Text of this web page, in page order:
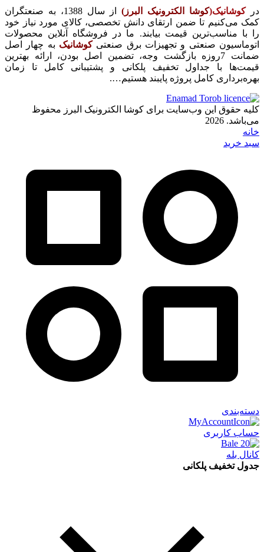
در کوشانیک(کوشا الکترونیک البرز)
از سال 1388، به صنعتگران
کمک می‌کنیم تا ضمن ارتقای دانش تخصصی، کالای مورد نیاز خود
را با مناسب‌ترین قیمت بیابند. ما در فروشگاه آنلاین محصولات
اتوماسیون صنعتی و تجهیزات برق صنعتی کوشانیک به چهار اصل
ضمانت 7روزه بازگشت وجه، تضمین اصل بودن، ارائه بهترین
قیمت‌ها با جداول تخفیف پلکانی و پشتیبانی کامل تا زمان
بهره‌برداری کامل پروژه پایبند هستیم….
کلیه حقوق این وب‌سایت برای کوشا الکترونیک البرز محفوظ
می‌باشد. 2026
خانه
سبد خرید
دسته‌بندی
حساب کاربری
کانال بله
جدول تخفیف پلکانی